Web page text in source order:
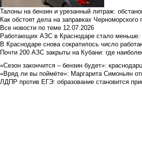
Талоны на бензин и урезанный литраж:
Как обстоят дела на заправках Черноморского
Все новости по теме 12.07.2026
Работающих АЗС в Краснодаре стало меньше:
В Краснодаре снова сократилось число
Почти 200 АЗС закрыты на Кубани: где
«Сезон закончится – бензин будет»:
«Вряд ли вы поймёте»: Маргарита Симоньян
ЛДПР против ЕГЭ: образование становится